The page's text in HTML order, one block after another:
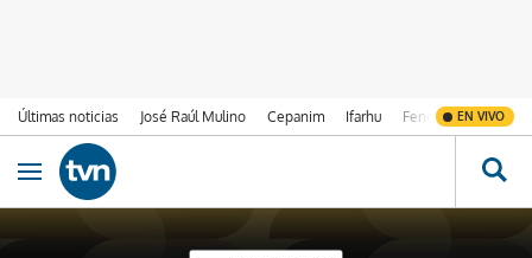
Últimas noticias José Raúl Mulino Cepanim Ifarhu Fenómeno de El
EN VIVO
Ir al contenido
Obrir navegació